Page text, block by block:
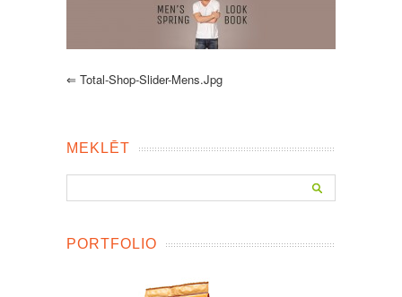
⇐ Total-Shop-Slider-Mens.jpg
MEKLĒT
PORTFOLIO